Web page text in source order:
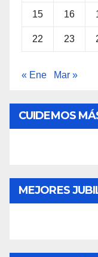
15 16
22 23
« Ene Mar »
CUIDEMOS
MEJORES